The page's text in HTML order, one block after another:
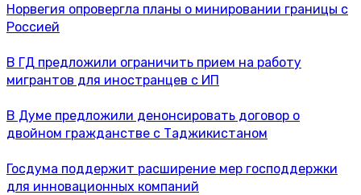
Норвегия опровергла планы о минировании границы с
Россией
В ГД предложили ограничить прием на работу
мигрантов для иностранцев с ИП
В Думе предложили денонсировать договор о
двойном гражданстве с Таджикистаном
Госдума поддержит расширение мер господдержки
для инновационных компаний